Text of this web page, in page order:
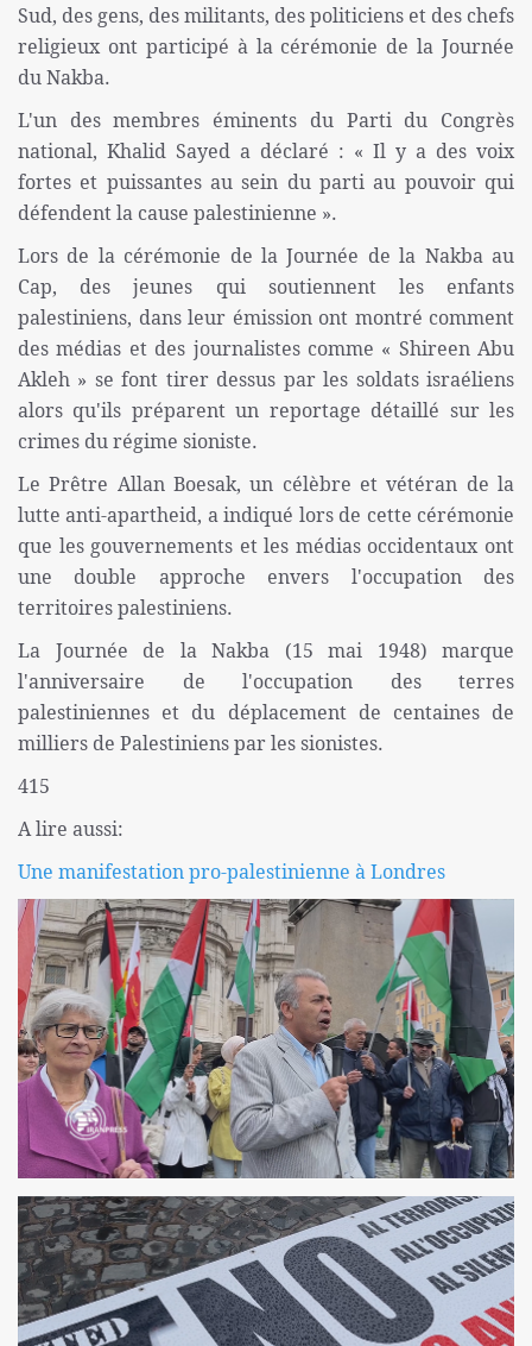
Sud, des gens, des militants, des politiciens et des chefs
religieux ont participé à la cérémonie de la Journée
du Nakba.
L'un des membres éminents du Parti du Congrès
national, Khalid Sayed a déclaré : « Il y a des voix
fortes et puissantes au sein du parti au pouvoir qui
défendent la cause palestinienne ».
Lors de la cérémonie de la Journée de la Nakba au
Cap, des jeunes qui soutiennent les enfants
palestiniens, dans leur émission ont montré comment
des médias et des journalistes comme « Shireen Abu
Akleh » se font tirer dessus par les soldats israéliens
alors qu'ils préparent un reportage détaillé sur les
crimes du régime sioniste.
Le Prêtre Allan Boesak, un célèbre et vétéran de la
lutte anti-apartheid, a indiqué lors de cette cérémonie
que les gouvernements et les médias occidentaux ont
une double approche envers l'occupation des
territoires palestiniens.
La Journée de la Nakba (15 mai 1948) marque
l'anniversaire de l'occupation des terres
palestiniennes et du déplacement de centaines de
milliers de Palestiniens par les sionistes.
415
A lire aussi:
Une manifestation pro-palestinienne à Londres